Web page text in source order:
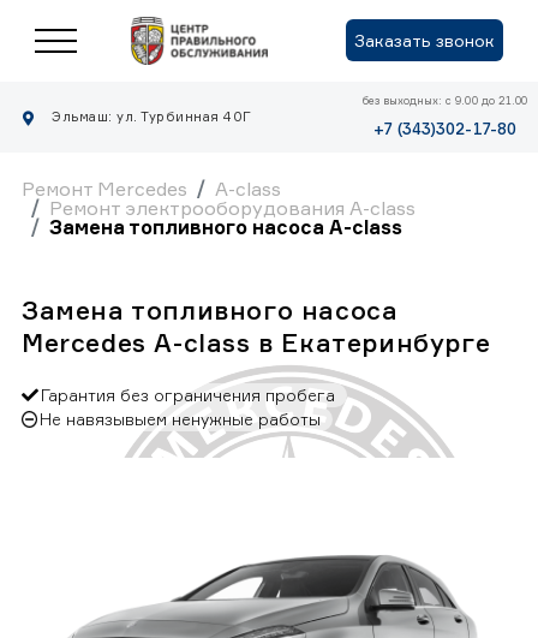
Заказать звонок
Эльмаш: ул. Турбинная 40Г
без выходных: с 9.00 до 21.00
+7 (343)302-17-80
Ремонт Mercedes
A-class
Ремонт электрооборудования A-class
Замена топливного насоса A-class
Замена топливного насоса
Mercedes A-class в Екатеринбурге
Гарантия без ограничения пробега
Не навязывыем ненужные работы